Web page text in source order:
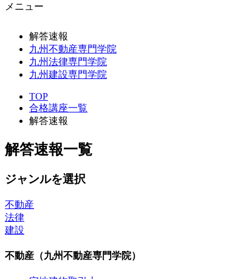
メニュー
解答速報
九州不動産専門学院
九州法律専門学院
九州建設専門学院
TOP
合格講座一覧
解答速報
解答速報一覧
ジャンルを選択
不動産
法律
建設
不動産（九州不動産専門学院）